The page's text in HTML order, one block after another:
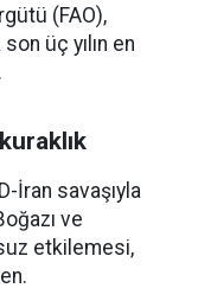
(FAO),
üç yılın en
İran savaşıyla
ve
etkilemesi,